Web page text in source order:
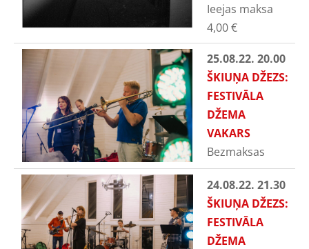
Ieejas maksa
4,00€
25.08.22. 20.00
ŠKIUŅA DŽEZS:
FESTIVĀLA
DŽEMA
VAKARS
Bezmaksas
24.08.22. 21.30
ŠKIUŅA DŽEZS:
FESTIVĀLA
DŽEMA